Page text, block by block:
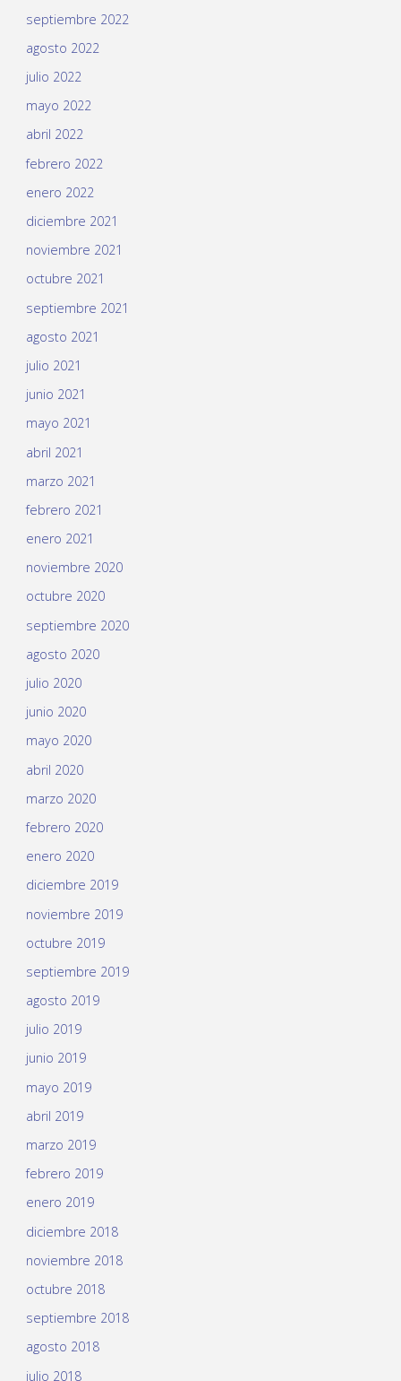
septiembre 2022
agosto 2022
julio 2022
mayo 2022
abril 2022
febrero 2022
enero 2022
diciembre 2021
noviembre 2021
octubre 2021
septiembre 2021
agosto 2021
julio 2021
junio 2021
mayo 2021
abril 2021
marzo 2021
febrero 2021
enero 2021
noviembre 2020
octubre 2020
septiembre 2020
agosto 2020
julio 2020
junio 2020
mayo 2020
abril 2020
marzo 2020
febrero 2020
enero 2020
diciembre 2019
noviembre 2019
octubre 2019
septiembre 2019
agosto 2019
julio 2019
junio 2019
mayo 2019
abril 2019
marzo 2019
febrero 2019
enero 2019
diciembre 2018
noviembre 2018
octubre 2018
septiembre 2018
agosto 2018
julio 2018